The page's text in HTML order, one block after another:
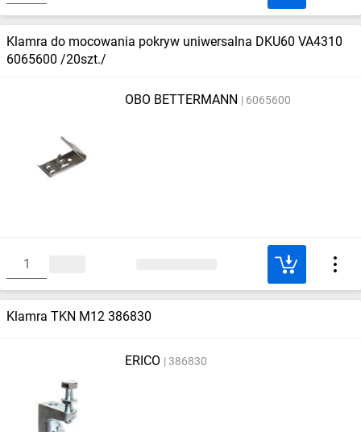
Klamra do mocowania pokryw uniwersalna DKU60 VA4310
6065600 /20szt./
OBO BETTERMANN 6065600
Klamra TKN M12 386830
ERICO 386830